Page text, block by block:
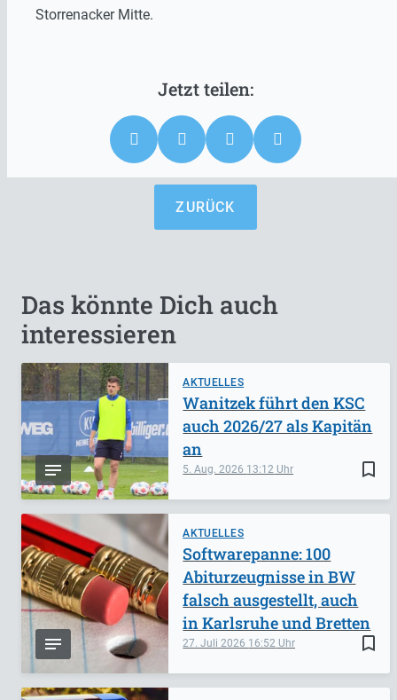
Storrenacker Mitte.
ZURÜCK
Das könnte Dich auch
interessieren
AKTUELLES
bookmark_border
5. Aug. 2026 13:12
Wanitzek führt den KSC
auch 2026/27 als Kapitän
an
AKTUELLES
bookmark_border
27. Juli 2026 16:52
Softwarepanne: 100
Abiturzeugnisse in BW
falsch ausgestellt, auch
in Karlsruhe und Bretten